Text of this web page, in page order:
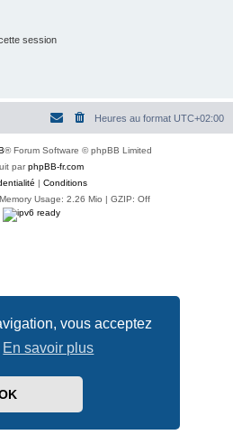
vous acceptez
En savoir plus
session
Heures au format UTC+02:00
® Forum Software © phpBB Limited
parphpBB-fr.com
| Conditions
Usage: 2.26 Mio | GZIP: Off